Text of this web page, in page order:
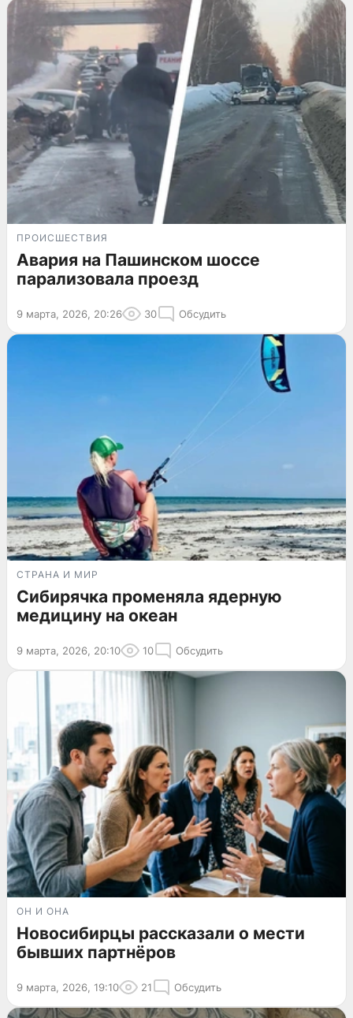
ПРОИСШЕСТВИЯ
Авария на Пашинском шоссе
парализовала проезд
9 марта, 2026, 20:26 30 Обсудить
СТРАНА И МИР
Сибирячка променяла ядерную
медицину на океан
9 марта, 2026, 20:10 10 Обсудить
ОН И ОНА
Новосибирцы рассказали о мести
бывших партнёров
9 марта, 2026, 19:10 21 Обсудить